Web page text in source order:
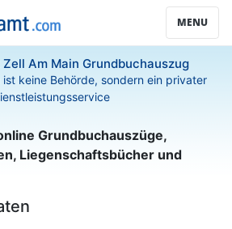
MENU
Am Main Grundbuchauszug
keine Behörde, sondern ein privater
Grundbuchauszüge,
Liegenschaftsbücher und